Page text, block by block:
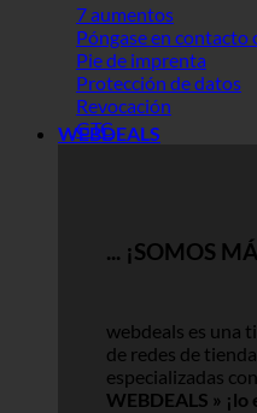
7 aumentos
Póngase en contacto
Pie de imprenta
Protección de datos
Revocación
GTC
WEBDEALS
... ¡SOMOS
webdeals es una
de redes de
especializadas
WEBDEALS » ¡lo